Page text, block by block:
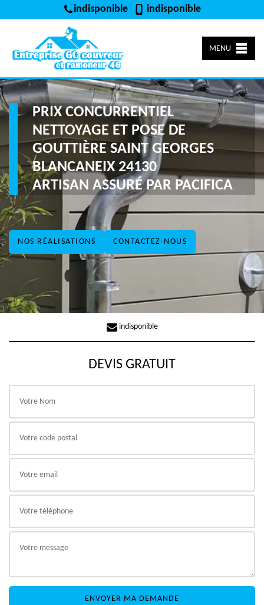
indisponible indisponible
MENU
NOS RÉALISATIONS CONTACTEZ-NOUS
PRIX CONCURRENTIEL
NETTOYAGE ET POSE DE
GOUTTIÈRE SAINT GEORGES
BLANCANEIX 24130
ARTISAN ASSURÉ PAR PACIFICA
indisponible
DEVIS GRATUIT